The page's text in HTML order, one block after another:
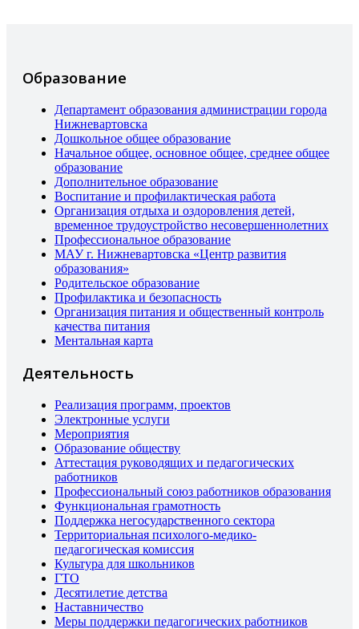
Образование
Департамент образования администрации города
Нижневартовска
Дошкольное общее образование
Начальное общее, основное общее, среднее общее
образование
Дополнительное образование
Воспитание и профилактическая работа
Организация отдыха и оздоровления детей,
временное трудоустройство несовершеннолетних
Профессиональное образование
МАУ г. Нижневартовска «Центр развития
образования»
Родительское образование
Профилактика и безопасность
Организация питания и общественный контроль
качества питания
Ментальная карта
Деятельность
Реализация программ, проектов
Электронные услуги
Мероприятия
Образование обществу
Аттестация руководящих и педагогических
работников
Профессиональный союз работников образования
Функциональная грамотность
Поддержка негосударственного сектора
Территориальная психолого-медико-
педагогическая комиссия
Культура для школьников
ГТО
Десятилетие детства
Наставничество
Меры поддержки педагогических работников